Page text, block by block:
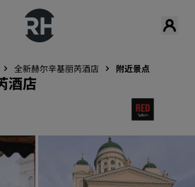
全新赫尔辛基丽芮酒店 附近景点
酒店